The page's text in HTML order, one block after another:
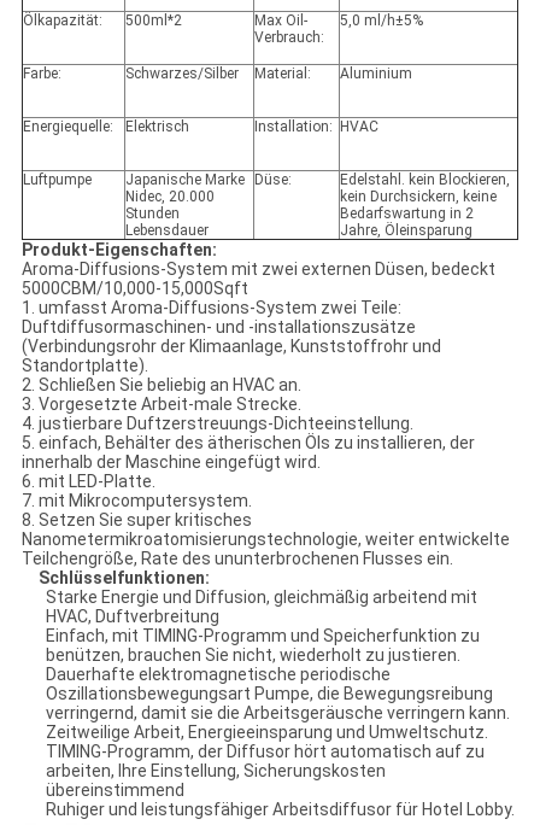
Ölkapazität: 500ml*2
Max Oil-
Verbrauch:
5,0 ml/h±5%
Farbe: Schwarzes/Silber Material: Aluminium
Energiequelle: Elektrisch Installation: HVAC
Luftpumpe
Japanische Marke
Nidec, 20.000
Stunden
Lebensdauer
Düse:
Edelstahl. kein Blockieren,
kein Durchsickern, keine
Bedarfswartung in 2
Jahre, Öleinsparung
Produkt-Eigenschaften:
Aroma-Diffusions-System mit zwei externen Düsen, bedeckt
5000CBM/10,000-15,000Sqft
1. umfasst Aroma-Diffusions-System zwei Teile:
Duftdiffusormaschinen- und -installationszusätze
(Verbindungsrohr der Klimaanlage, Kunststoffrohr und
Standortplatte).
2. Schließen Sie beliebig an HVAC an.
3. Vorgesetzte Arbeit-male Strecke.
4. justierbare Duftzerstreuungs-Dichteeinstellung.
5. einfach, Behälter des ätherischen Öls zu installieren, der
innerhalb der Maschine eingefügt wird.
6. mit LED-Platte.
7. mit Mikrocomputersystem.
8. Setzen Sie super kritisches
Nanometermikroatomisierungstechnologie, weiter entwickelte
Teilchengröße, Rate des ununterbrochenen Flusses ein.
Schlüsselfunktionen:
Starke Energie und Diffusion, gleichmäßig arbeitend mit
HVAC, Duftverbreitung
Einfach, mit TIMING-Programm und Speicherfunktion zu
benützen, brauchen Sie nicht, wiederholt zu justieren.
Dauerhafte elektromagnetische periodische
Oszillationsbewegungsart Pumpe, die Bewegungsreibung
verringernd, damit sie die Arbeitsgeräusche verringern kann.
Zeitweilige Arbeit, Energieeinsparung und Umweltschutz.
TIMING-Programm, der Diffusor hört automatisch auf zu
arbeiten, Ihre Einstellung, Sicherungskosten
übereinstimmend
Ruhiger und leistungsfähiger Arbeitsdiffusor für Hotel Lobby.